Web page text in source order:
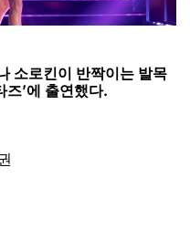
소로킨이 반짝이는 발목
즈’에 출연했다.